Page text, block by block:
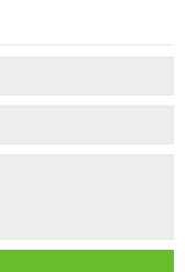
2026-01-20
2025-07-11
2025-06-20
2025-06-05